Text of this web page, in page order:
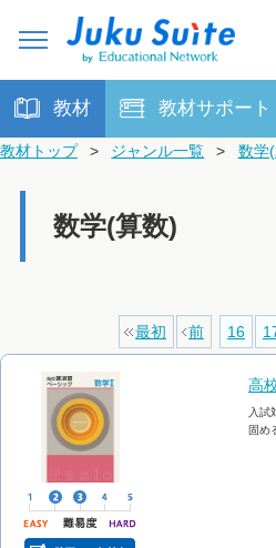
教材 教材サポート
教材トップ > ジャンル一覧 > 数学
数学(算数)
最初
前 16
高
入試
固め